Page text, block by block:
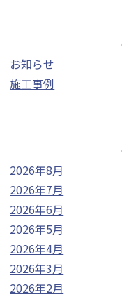
お知らせ
施工事例
2026年8月
2026年7月
2026年6月
2026年5月
2026年4月
2026年3月
2026年2月